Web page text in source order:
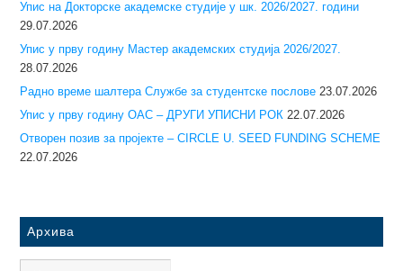
Упис на Докторске академске студије у шк. 2026/2027. години
29.07.2026
Упис у прву годину Mастер академских студија 2026/2027.
28.07.2026
Радно време шалтера Службе за студентске послове 23.07.2026
Упис у прву годину ОАС – ДРУГИ УПИСНИ РОК 22.07.2026
Отворен позив за пројекте – CIRCLE U. SEED FUNDING SCHEME
22.07.2026
Архива